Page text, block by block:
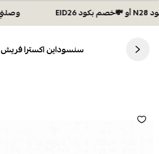
وصلتي 300 ريال؟ اختاري هديتك :🏍 شحن مجاني بكود N28 أو 💸خصم بكود EID26
سنسوداين اكسترا فريش100 مل